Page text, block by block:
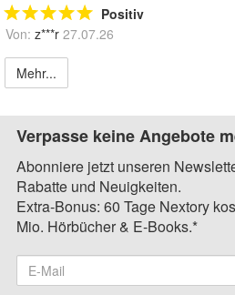
Positiv
Von: z***r 27.07.26
Mehr...
Verpasse keine Angebote
Abonniere jetzt unseren
Rabatte und Neuigkeiten.
Extra-Bonus: 60 Tage Nextory
Mio. Hörbücher & E-Books.*